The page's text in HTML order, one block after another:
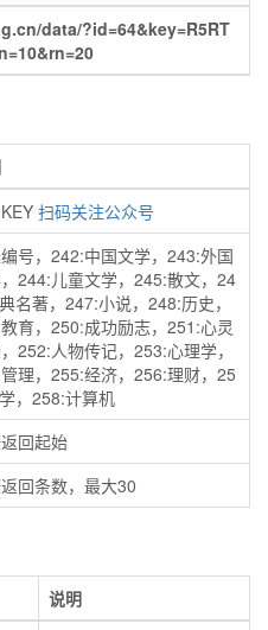
data/?id=64&key=R5RT
扫码关注公众号
号，242:中国文学，243:外国
244:儿童文学，245:散文，24
名著，247:小说，248:历史，
育，250:成功励志，251:心灵
252:人物传记，253:心理学，
理，255:经济，256:理财，25
，258:计算机
回起始
回条数，最大30
说明